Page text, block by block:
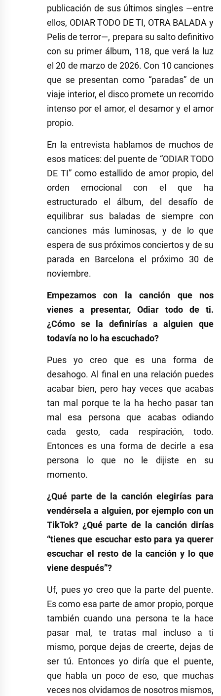
publicación de sus últimos singles —entre
ellos, ODIAR TODO DE TI, OTRA BALADA y
Pelis de terror—, prepara su salto definitivo
con su primer álbum, 118, que verá la luz
el 20 de marzo de 2026. Con 10 canciones
que se presentan como “paradas” de un
viaje interior, el disco promete un recorrido
intenso por el amor, el desamor y el amor
propio.
En la entrevista hablamos de muchos de
esos matices: del puente de “ODIAR TODO
DE TI” como estallido de amor propio, del
orden emocional con el que ha
estructurado el álbum, del desafío de
equilibrar sus baladas de siempre con
canciones más luminosas, y de lo que
espera de sus próximos conciertos y de su
parada en Barcelona el próximo 30 de
noviembre.
Empezamos con la canción que nos
vienes a presentar, Odiar todo de ti.
¿Cómo se la definirías a alguien que
todavía no lo ha escuchado?
Pues yo creo que es una forma de
desahogo. Al final en una relación puedes
acabar bien, pero hay veces que acabas
tan mal porque te la ha hecho pasar tan
mal esa persona que acabas odiando
cada gesto, cada respiración, todo.
Entonces es una forma de decirle a esa
persona lo que no le dijiste en su
momento.
¿Qué parte de la canción elegirías para
vendérsela a alguien, por ejemplo con un
TikTok? ¿Qué parte de la canción dirías
“tienes que escuchar esto para ya querer
escuchar el resto de la canción y lo que
viene después”?
Uf, pues yo creo que la parte del puente.
Es como esa parte de amor propio, porque
también cuando una persona te la hace
pasar mal, te tratas mal incluso a ti
mismo, porque dejas de creerte, dejas de
ser tú. Entonces yo diría que el puente,
que habla un poco de eso, que muchas
veces nos olvidamos de nosotros mismos,